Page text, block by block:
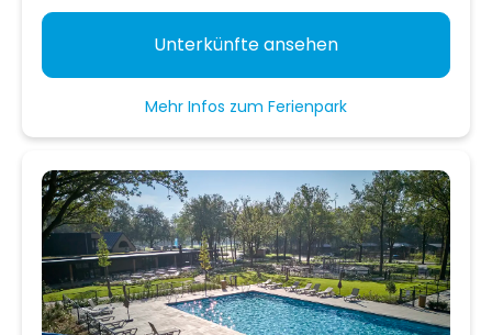
Unterkünfte ansehen
Mehr Infos zum Ferienpark